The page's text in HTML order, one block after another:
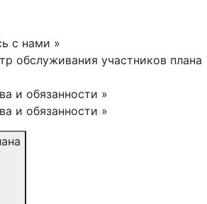
с нами »
обслуживания участников плана
и обязанности »
и обязанности »